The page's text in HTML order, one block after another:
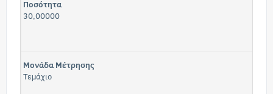
Ποσότητα
30,00000
Μονάδα Μέτρησης
Τεμάχιο